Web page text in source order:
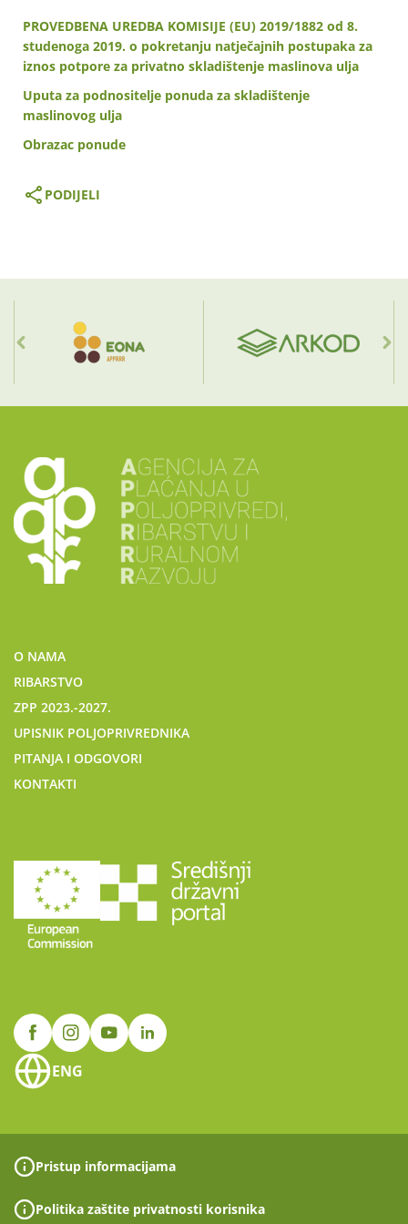
PROVEDBENA UREDBA KOMISIJE (EU) 2019/1882 оd 8.
studenoga 2019. o pokretanju natječajnih postupaka za
iznos potpore za privatno skladištenje maslinova ulja
Uputa za podnositelje ponuda za skladištenje
maslinovog ulja
Obrazac ponude
PODIJELI
O NAMA
RIBARSTVO
ZPP 2023.-2027.
UPISNIK POLJOPRIVREDNIKA
PITANJA I ODGOVORI
KONTAKTI
ENG
Pristup informacijama
Politika zaštite privatnosti korisnika